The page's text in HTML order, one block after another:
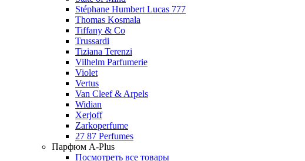
Stéphane Humbert Lucas 777
Thomas Kosmala
Tiffany & Co
Trussardi
Tiziana Terenzi
Vilhelm Parfumerie
Violet
Vertus
Van Cleef & Arpels
Widian
Xerjoff
Zarkoperfume
27 87 Perfumes
Парфюм A-Plus
Посмотреть все товары